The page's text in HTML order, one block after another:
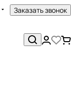
Заказать звонок